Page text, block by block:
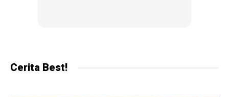
Cerita Best!